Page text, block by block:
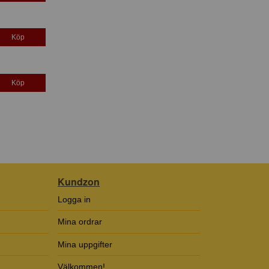
Köp
Köp
Kundzon
Logga in
Mina ordrar
Mina uppgifter
Välkommen!